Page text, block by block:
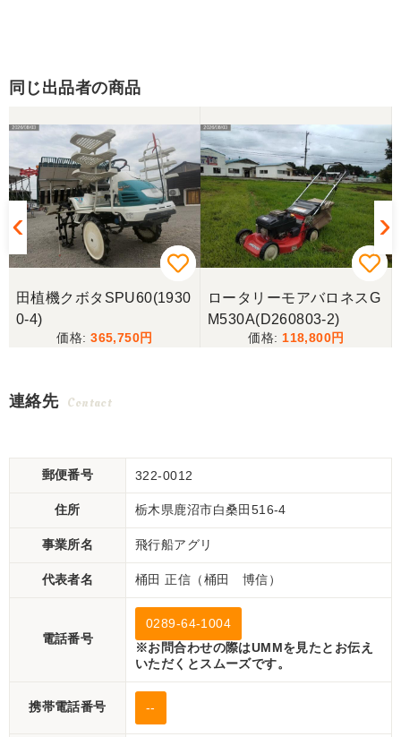
同じ出品者の商品
田植機クボタSPU60(1930
0-4)
365,750
ロータリーモアバロネスG
M530A(D260803-2)
118,800
連絡先 Contact
郵便番号 322-0012
住所 栃木県鹿沼市白桑田516-4
事業所名 飛行船アグリ
代表者名 桶田 正信（桶田 博信）
電話番号
0289-64-1004
※お問合わせの際はUMMを見たとお伝え
いただくとスムーズです。
携帯電話番号 --